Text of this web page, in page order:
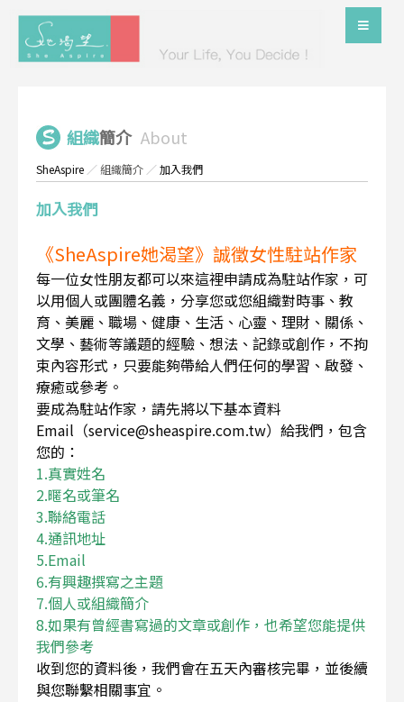
組織簡介 About
SheAspire ／組織簡介 ／加入我們
加入我們
《SheAspire她渴望》誠徵女性駐站作家
每一位女性朋友都可以來這裡申請成為駐站作家，可
以用個人或團體名義，分享您或您組織對時事、教
育、美麗、職場、健康、生活、心靈、理財、關係、
文學、藝術等議題的經驗、想法、記錄或創作，不拘
束內容形式，只要能夠帶給人們任何的學習、啟發、
療癒或參考。
要成為駐站作家，請先將以下基本資料
Email（service@sheaspire.com.tw）給我們，包含
您的：
1.真實姓名
2.暱名或筆名
3.聯絡電話
4.通訊地址
5.Email
6.有興趣撰寫之主題
7.個人或組織簡介
8.如果有曾經書寫過的文章或創作，也希望您能提供
我們參考
收到您的資料後，我們會在五天內審核完畢，並後續
與您聯繫相關事宜。